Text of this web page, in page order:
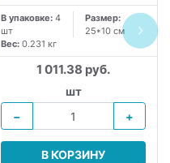
В упаковке: 4
шт
Размер:
25*10 см
Вес: 0.231 кг
1 011.38 руб.
шт
−
+
В КОРЗИНУ